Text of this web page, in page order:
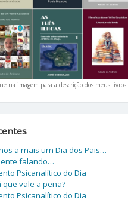
na imagem para a descrição dos meus livros!
a mais um Dia dos Pais…
falando…
Psicanalítico do Dia
que vale a pena?
Psicanalítico do Dia